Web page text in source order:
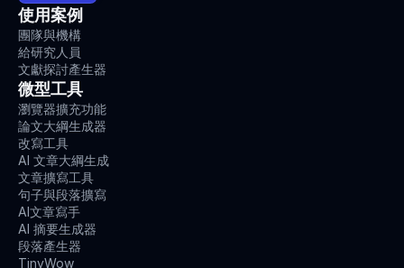
使用案例
團隊與機構
給研究人員
文獻探討產生器
微型工具
瀏覽器擴充功能
論文大綱生成器
改寫工具
AI 文章大綱生成
文章擴寫工具
句子與段落擴寫
AI文章寫手
AI 摘要生成器
段落產生器
TinyWow